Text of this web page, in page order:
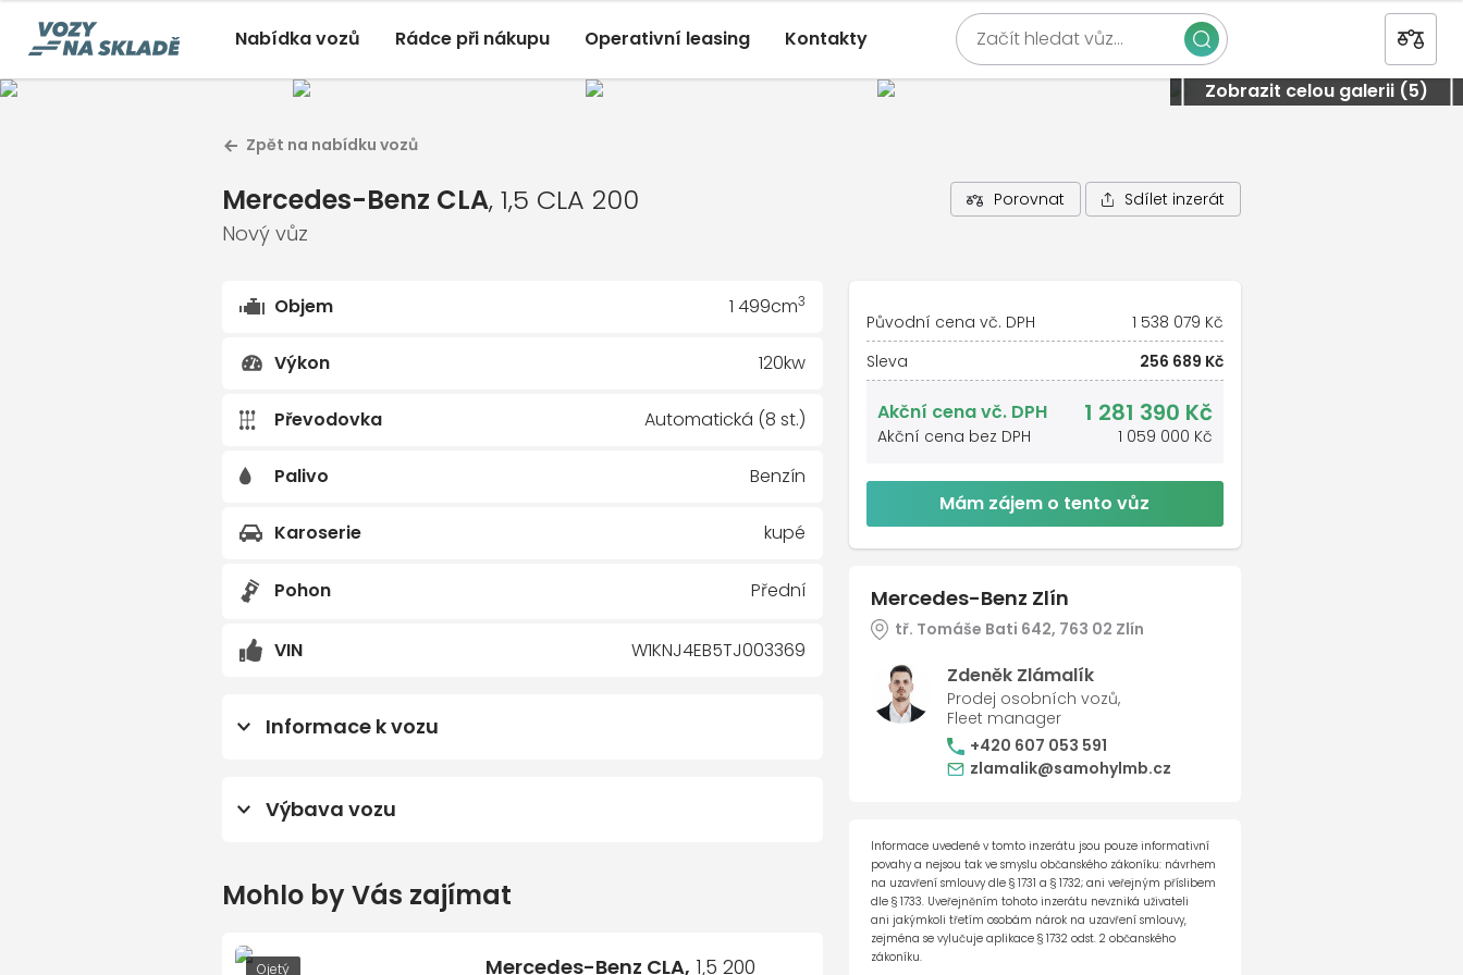
Nabídka vozů Rádce při nákupu Operativní leasing Kontakty Začít hledat vůz…
Zobrazit celou galerii (5)
Zpět na nabídku vozů
Mercedes-Benz CLA, 1,5 CLA 200
Nový vůz
Porovnat Sdílet inzerát
Objem 1 499cm3
Výkon 120kw
Převodovka Automatická (8 st.)
Palivo Benzín
Karoserie kupé
Pohon Přední
VIN W1KNJ4EB5TJ003369
Informace k vozu
Výbava vozu
3 letá bezplatná aktualizace mapových podkladů pro
navigaci
Mohlo by Vás zajímat
Ojetý Mercedes-Benz CLA, 1,5 200
Původní cena vč. DPH
1 538 079 Kč
Sleva
256 689 Kč
Akční cena vč. DPH 1 281 390 Kč
Akční cena bez DPH 1 059 000 Kč
Mám zájem o tento vůz
Mercedes-Benz Zlín
tř. Tomáše Bati 642, 763 02 Zlín
Zdeněk Zlámalík
Prodej osobních vozů,
Fleet manager
+420 607 053 591
zlamalik@samohylmb.cz
Informace uvedené v tomto inzerátu jsou pouze informativní
povahy a nejsou tak ve smyslu občanského zákoníku: návrhem
na uzavření smlouvy dle § 1731 a § 1732; ani veřejným příslibem
dle § 1733. Uveřejněním tohoto inzerátu nevzniká uživateli
ani jakýmkoli třetím osobám nárok na uzavření smlouvy,
zejména se vylučuje aplikace § 1732 odst. 2 občanského
zákoníku.
Nový vůz Automatická, Přední
Mercedes-Benz CLA, 1,5 CLA 200
Nový, Automatická, Přední